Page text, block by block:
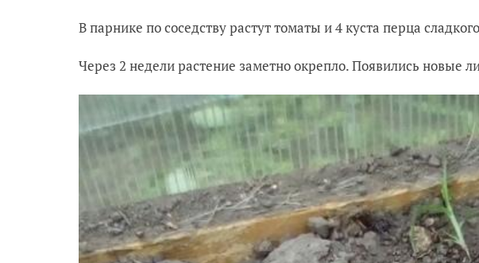
В парнике по соседству растут томаты и 4 куста перца
Через 2 недели растение заметно окрепло. Появились новые